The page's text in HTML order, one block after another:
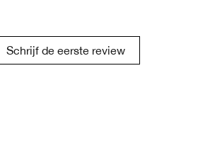
Schrijf de eerste review